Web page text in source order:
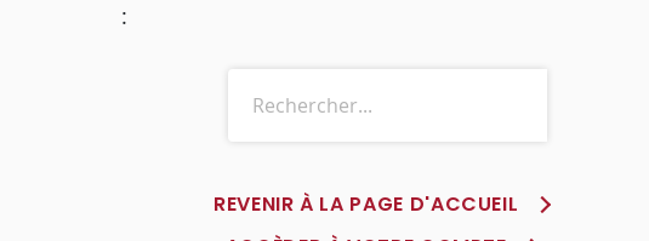
:
REVENIR À LA PAGE D'ACCUEIL